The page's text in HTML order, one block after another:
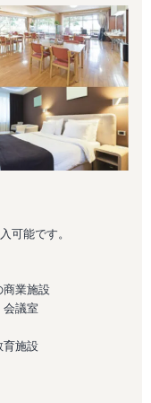
可能です。
商業施設
会議室
育施設